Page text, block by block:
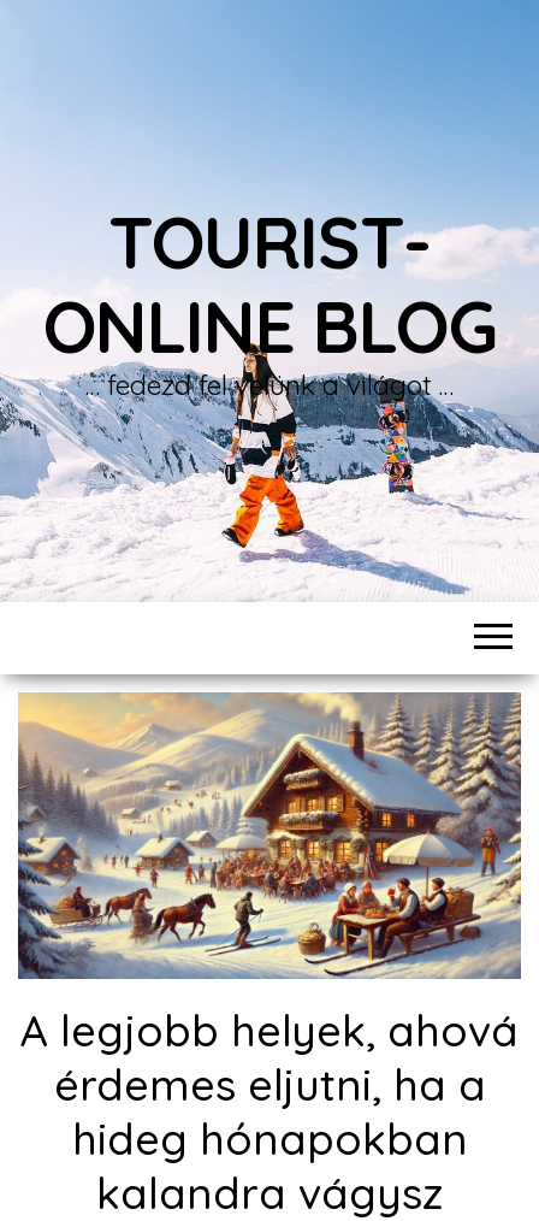
TOURIST-
ONLINE BLOG
… fedezd fel velünk a világot …
A legjobb helyek, ahová
érdemes eljutni, ha a
hideg hónapokban
kalandra vágysz